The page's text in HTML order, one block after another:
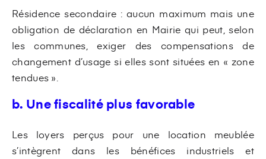
Résidence secondaire : aucun maximum mais une
obligation de déclaration en Mairie qui peut, selon
les communes, exiger des compensations de
changement d’usage si elles sont situées en « zone
tendues ».
b. Une fiscalité plus favorable
Les loyers perçus pour une location meublée
s’intègrent dans les bénéfices industriels et